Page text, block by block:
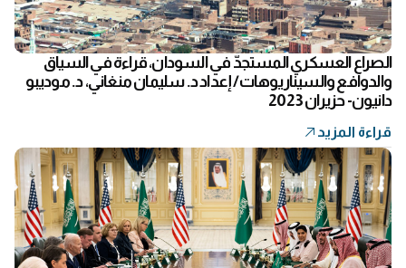
الصراع العسكري المستجدّ في السودان، قراءة في السياق
والدوافع والسيناريوهات/ إعداد د. سليمان منغاني، د. موديبو
دانيون- حزيران 2023
قراءة المزيد